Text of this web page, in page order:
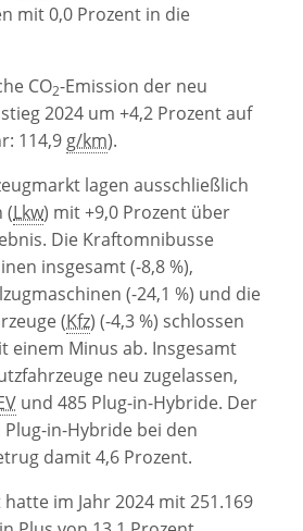
mit 0,0 Prozent in die
CO2-Emission der neu
2024 um +4,2 Prozent auf
114,9 g/km).
lagen ausschließlich
(Lkw) mit +9,0 Prozent über
Die Kraftomnibusse
insgesamt (-8,8 %),
(-24,1 %) und die
(Kfz) (-4,3 %) schlossen
einem Minus ab. Insgesamt
neu zugelassen,
und 485 Plug-in-Hybride. Der
Plug-in-Hybride bei den
damit 4,6 Prozent.
im Jahr 2024 mit 251.169